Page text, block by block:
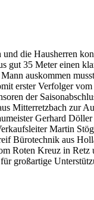
die Hausherren
gut 35 Meter einen
auskommen
erster Verfolger vom
der
Mitterretzbach zur
Gerhard Döller
Martin
Bürotechnik aus
Roten Kreuz in Retz
großartige